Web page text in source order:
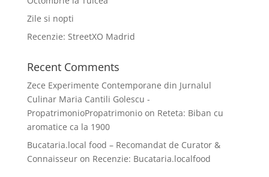
Zile si nopti
Recenzie: StreetXO Madrid
Recent Comments
Zece Experimente Contemporane din Jurnalul
Culinar Maria Cantili Golescu -
PropatrimonioPropatrimonioon Reteta: Biban cu
aromatice ca la 1900
Bucataria.local food – Recomandat de Curator &
Connaisseuron Recenzie: Bucataria.localfood